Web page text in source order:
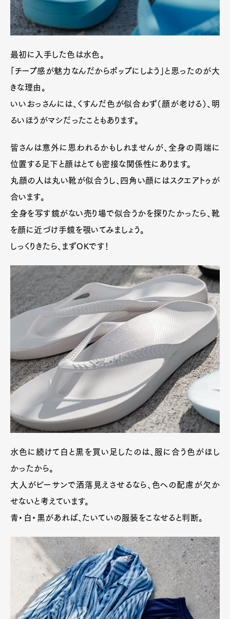
Official Columnist
About
Contact
Pen Meet
最初に入手した色は水色。
「チープ感が魅力なんだからポップにしよう」と思ったのが大
きな理由。
いいおっさんには、くすんだ色が似合わず（顔が老ける）、明
るいほうがマシだったこともあります。
皆さんは意外に思われるかもしれませんが、全身の両端に
位置する足下と顔はとても密接な関係性にあります。
丸顔の人は丸い靴が似合うし、四角い顔にはスクエアトゥが
合います。
全身を写す鏡がない売り場で似合うかを探りたかったら、靴
を顔に近づけ手鏡を覗いてみましょう。
しっくりきたら、まずOKです！
水色に続けて白と黒を買い足したのは、服に合う色がほし
かったから。
大人がビーサンで洒落見えさせるなら、色への配慮が欠か
せないと考えています。
青・白・黒があれば、たいていの服装をこなせると判断。